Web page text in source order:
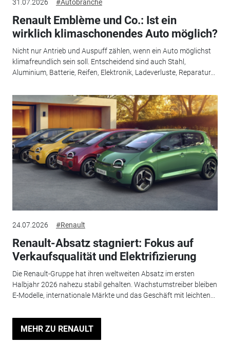
31.07.2026 #Autobranche
Renault Emblème und Co.: Ist ein
wirklich klimaschonendes Auto möglich?
Nicht nur Antrieb und Auspuff zählen, wenn ein Auto möglichst
klimafreundlich sein soll. Entscheidend sind auch Stahl,
Aluminium, Batterie, Reifen, Elektronik, Ladeverluste, Reparatur...
24.07.2026 #Renault
Renault-Absatz stagniert: Fokus auf
Verkaufsqualität und Elektrifizierung
Die Renault-Gruppe hat ihren weltweiten Absatz im ersten
Halbjahr 2026 nahezu stabil gehalten. Wachstumstreiber bleiben
E-Modelle, internationale Märkte und das Geschäft mit leichten...
MEHR ZU RENAULT